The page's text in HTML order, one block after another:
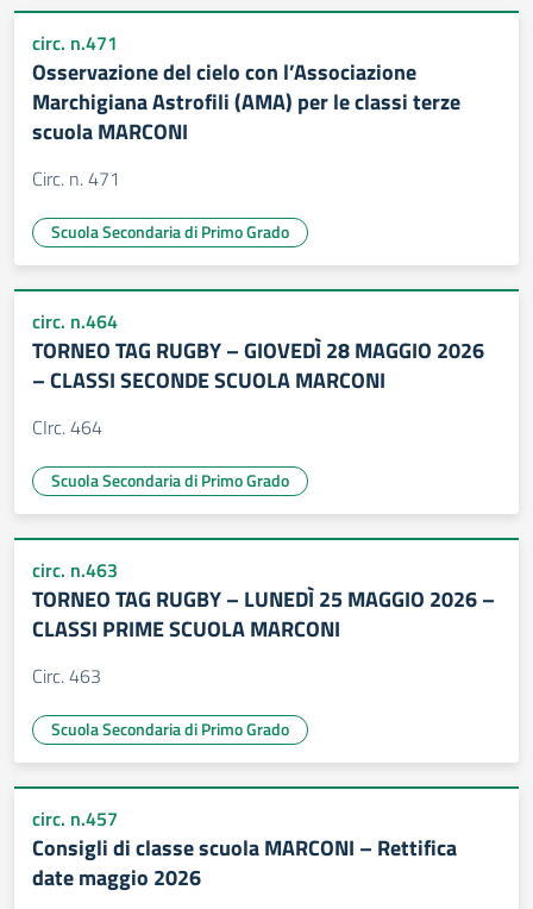
circ. n.471
Osservazione del cielo con l’Associazione
Marchigiana Astrofili (AMA) per le classi terze
scuola MARCONI
Circ. n. 471
Scuola Secondaria di Primo Grado
circ. n.464
TORNEO TAG RUGBY – GIOVEDÌ 28 MAGGIO 2026
– CLASSI SECONDE SCUOLA MARCONI
CIrc. 464
Scuola Secondaria di Primo Grado
circ. n.463
TORNEO TAG RUGBY – LUNEDÌ 25 MAGGIO 2026 –
CLASSI PRIME SCUOLA MARCONI
Circ. 463
Scuola Secondaria di Primo Grado
circ. n.457
Consigli di classe scuola MARCONI – Rettifica
date maggio 2026